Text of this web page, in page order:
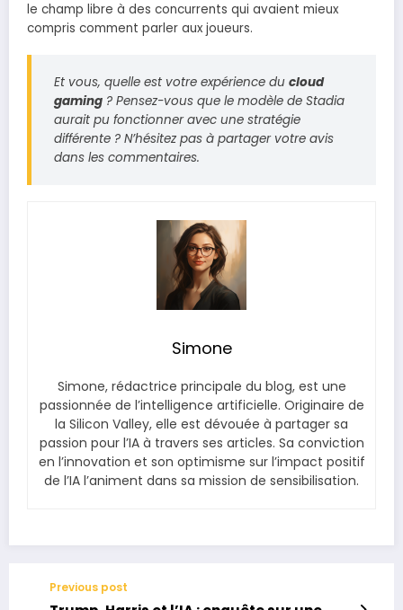
le champ libre à des concurrents qui avaient mieux
compris comment parler aux joueurs.
Et vous, quelle est votre expérience du cloud
gaming ? Pensez-vous que le modèle de Stadia
aurait pu fonctionner avec une stratégie
différente ? N’hésitez pas à partager votre avis
dans les commentaires.
Simone
Simone, rédactrice principale du blog, est une
passionnée de l’intelligence artificielle. Originaire de
la Silicon Valley, elle est dévouée à partager sa
passion pour l’IA à travers ses articles. Sa conviction
en l’innovation et son optimisme sur l’impact positif
de l’IA l’animent dans sa mission de sensibilisation.
Previous post